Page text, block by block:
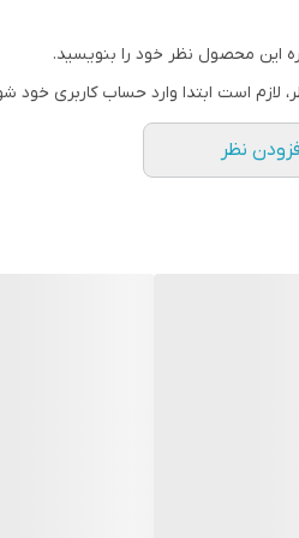
این محصول نظر خود را بنویسید.
لازم است ابتدا وارد حساب کاربری خود
نظر